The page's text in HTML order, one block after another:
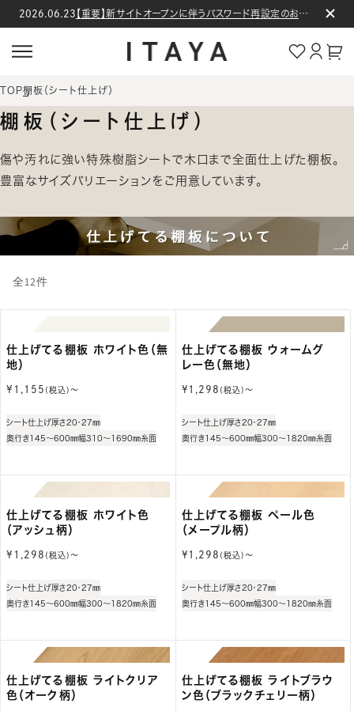
コンテン
2026.06.23 【重要】新サイトオープンに伴うパスワード再設定のお願い
グ
イ
ト
TOP棚板（シート仕上げ）
棚板（シート仕上げ）
傷や汚れに強い特殊樹脂シートで木口まで全面仕上げた棚板。
豊富なサイズバリエーションをご用意しています。
全12件
仕上げてる棚板 ホワイト色（無
地）
通
格
¥1,155 (税込)〜
シート仕上げ 厚さ20・27㎜
奥行き145～600㎜幅310～1690㎜糸面
仕上げてる棚板 ウォームグ
レー色（無地）
通
格
¥1,298 (税込)〜
シート仕上げ厚さ20・27㎜
奥行き145～600㎜幅300～1820㎜糸面
仕上げてる棚板 ホワイト色
（アッシュ柄）
通
格
¥1,298 (税込)〜
シート仕上げ 厚さ20・27㎜
奥行き145～600㎜幅300～1820㎜糸面
仕上げてる棚板 ペール色
（メープル柄）
通
格
¥1,298 (税込)〜
シート仕上げ厚さ20・27㎜
奥行き145～600㎜幅300～1820㎜糸面
仕上げてる棚板 ライトクリア
色（オーク柄）
仕上げてる棚板 ライトブラウ
ン色（ブラックチェリー柄）